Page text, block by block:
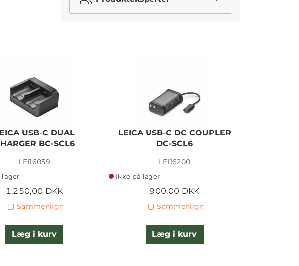
USB-C DUAL
BC-SCL6
LEI16059
lager
1.250,00 DKK
Sammenlign
Læg i kurv
LEICA USB-C DC COUPLER
DC-SCL6
LEI16200
Ikke på lager
900,00 DKK
Sammenlign
Læg i kurv